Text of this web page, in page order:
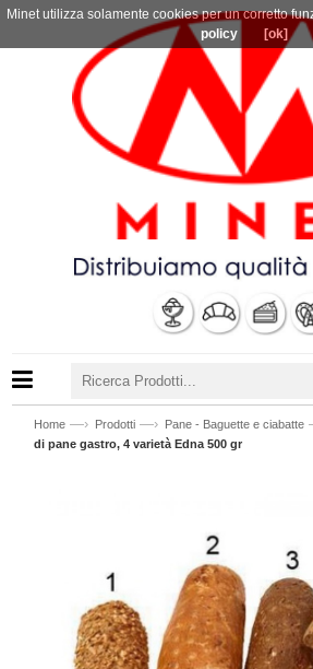
Home —› Prodotti —› Pane - Baguette e ciabatte
di pane gastro, 4 varietà Edna 500 gr
Minet utilizza solamente cookies per un corretto
policy
[ok]